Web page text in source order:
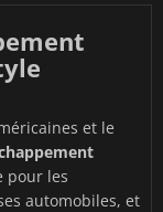
et le
pour les
automobiles, et